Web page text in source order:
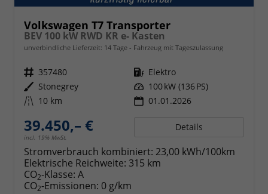
Volkswagen T7 Transporter
BEV 100 kW RWD KR e- Kasten
unverbindliche Lieferzeit: 14 Tage Fahrzeug mit Tageszulassung
Fahrzeugnr. 357480 Kraftstoff Elektro
Außenfarbe Stonegrey Leistung 100 kW (136 PS)
Kilometerstand 10 km 01.01.2026
39.450,– €
incl. 19% MwSt.
Details
Stromverbrauch kombiniert: 23,00 kWh/100km
Elektrische Reichweite: 315 km
CO2-Klasse: A
CO2-Emissionen: 0 g/km